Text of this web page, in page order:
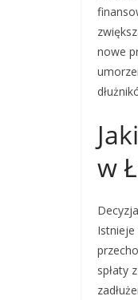
nowe
w
spłaty